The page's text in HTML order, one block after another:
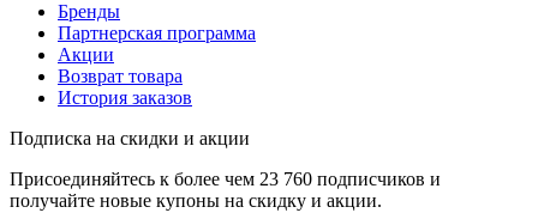
Бренды
Партнерская программа
Акции
Возврат товара
История заказов
Подписка на скидки и акции
Присоединяйтесь к более чем 23 760 подписчиков и
получайте новые купоны на скидку и акции.